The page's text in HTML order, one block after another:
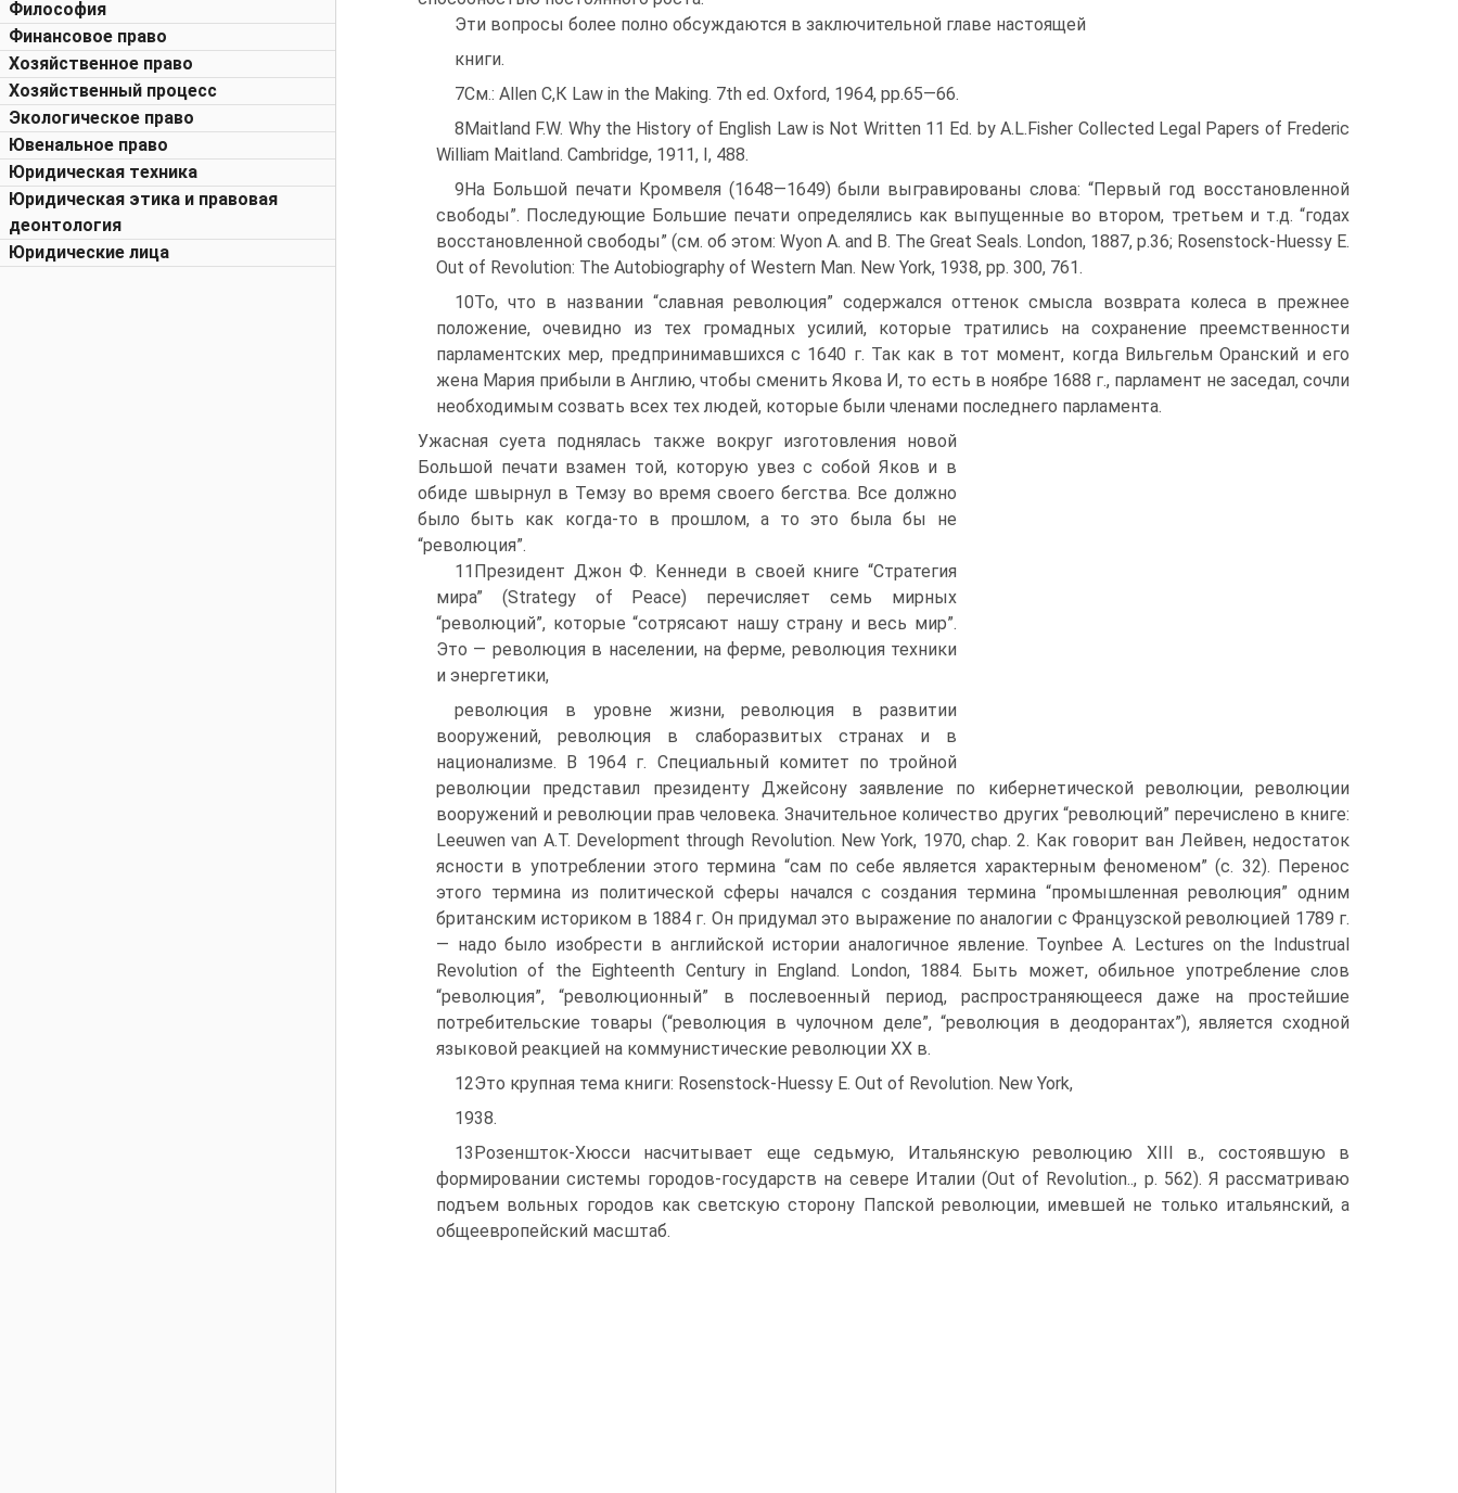
Философия
Финансовое право
Хозяйственное право
Хозяйственный процесс
Экологическое право
Ювенальное право
Юридическая техника
Юридическая этика и правовая
деонтология
Юридические лица
Эти вопросы более полно обсуждаются в заключительной главе настоящей
книги.
7См.: Allen С,К Law in the Making. 7th ed. Oxford, 1964, pp.65—66.
8Maitland F.W. Why the History of English Law is Not Written 11 Ed. by A.L.Fisher Collected Legal Papers of Frederic
William Maitland. Cambridge, 1911, I, 488.
9Ha Большой печати Кромвеля (1648—1649) были выгравированы слова: “Первый год восстановленной
свободы”. Последующие Большие печати определялись как выпущенные во втором, третьем и т.д. “годах
восстановленной свободы” (см. об этом: Wyon А. and В. The Great Seals. London, 1887, p.36; Rosenstock-Huessy E.
Out of Revolution: The Autobiography of Western Man. New York, 1938, pp. 300, 761.
10To, что в названии “славная революция” содержался оттенок смысла возврата колеса в прежнее
положение, очевидно из тех громадных усилий, которые тратились на сохранение преемственности
парламентских мер, предпринимавшихся с 1640 г. Так как в тот момент, когда Вильгельм Оранский и его
жена Мария прибыли в Англию, чтобы сменить Якова И, то есть в ноябре 1688 г., парламент не заседал, сочли
необходимым созвать всех тех людей, которые были членами последнего парламента.
Ужасная суета поднялась также вокруг изготовления новой
Большой печати взамен той, которую увез с собой Яков и в
обиде швырнул в Темзу во время своего бегства. Все должно
было быть как когда-то в прошлом, а то это была бы не
“революция”.
11Президент Джон Ф. Кеннеди в своей книге “Стратегия
мира” (Strategy of Peace) перечисляет семь мирных
“революций”, которые “сотрясают нашу страну и весь мир”.
Это — революция в населении, на ферме, революция техники
и энергетики,
революция в уровне жизни, революция в развитии
вооружений, революция в слаборазвитых странах и в
национализме. В 1964 г. Специальный комитет по тройной
революции представил президенту Джейсону заявление по кибернетической революции, революции
вооружений и революции прав человека. Значительное количество других “революций” перечислено в книге:
Leeuwen van А.Т. Development through Revolution. New York, 1970, chap. 2. Как говорит ван Лейвен, недостаток
ясности в употреблении этого термина “сам по себе является характерным феноменом” (с. 32). Перенос
этого термина из политической сферы начался с создания термина “промышленная революция” одним
британским историком в 1884 г. Он придумал это выражение по аналогии с Французской революцией 1789 г.
— надо было изобрести в английской истории аналогичное явление. Toynbee A. Lectures on the Industrual
Revolution of the Eighteenth Century in England. London, 1884. Быть может, обильное употребление слов
“революция”, “революционный” в послевоенный период, распространяющееся даже на простейшие
потребительские товары (“революция в чулочном деле”, “революция в деодорантах”), является сходной
языковой реакцией на коммунистические революции XX в.
12Это крупная тема книги: Rosenstock-Huessy Е. Out of Revolution. New York,
1938.
13Розеншток-Хюсси насчитывает еще седьмую, Итальянскую революцию XIII в., состоявшую в
формировании системы городов-государств на севере Италии (Out of Revolution.., p. 562). Я рассматриваю
подъем вольных городов как светскую сторону Папской революции, имевшей не только итальянский, а
общеевропейский масштаб.